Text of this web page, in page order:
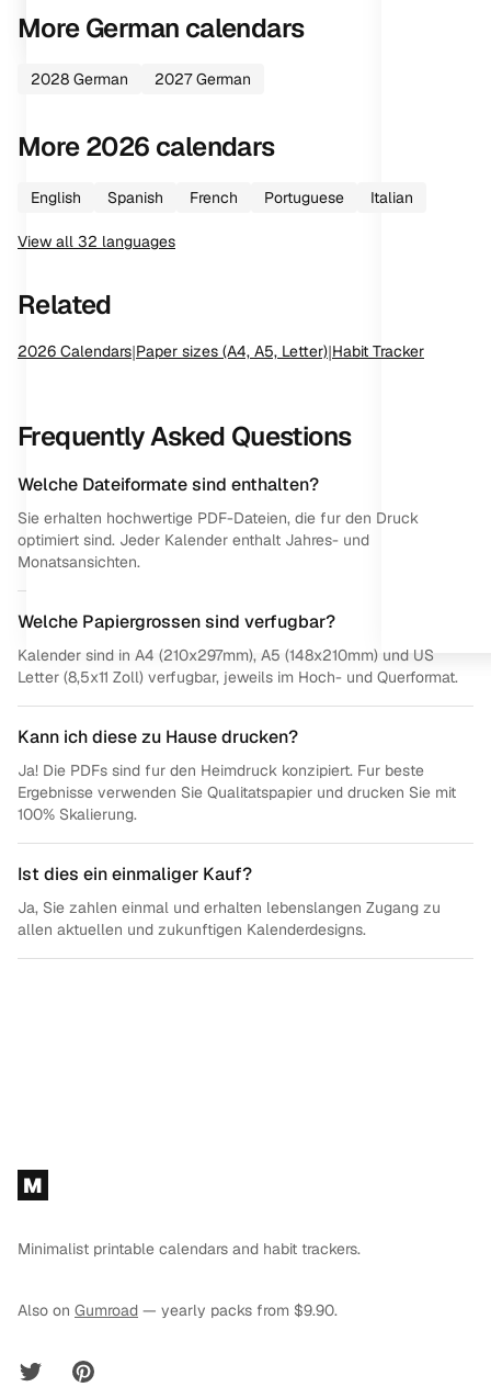
MoreGerman calendars
2028 German 2027 German
More2026 calendars
English Spanish French Portuguese Italian
View all 32 languages
Related
2026 Calendars|Paper sizes (A4, A5, Letter)|Habit Tracker
Frequently Asked Questions
Welche Dateiformate sind enthalten?
Sie erhalten hochwertige PDF-Dateien, die fur den Druck
optimiert sind. Jeder Kalender enthalt Jahres- und
Monatsansichten.
Welche Papiergrossen sind verfugbar?
Kalender sind in A4 (210x297mm), A5 (148x210mm) und US
Letter (8,5x11 Zoll) verfugbar, jeweils im Hoch- und Querformat.
Kann ich diese zu Hause drucken?
Ja! Die PDFs sind fur den Heimdruck konzipiert. Fur beste
Ergebnisse verwenden Sie Qualitatspapier und drucken Sie mit
100% Skalierung.
Ist dies ein einmaliger Kauf?
Ja, Sie zahlen einmal und erhalten lebenslangen Zugang zu
allen aktuellen und zukunftigen Kalenderdesigns.
Footer
M
Minimalist printable calendars and habit trackers.
Also on Gumroad — yearly packs from $9.90.
Twitter Pinterest